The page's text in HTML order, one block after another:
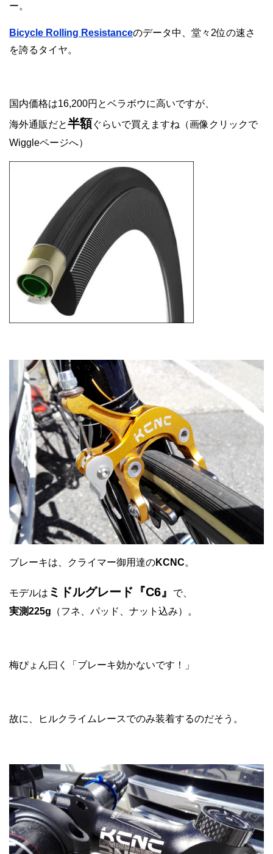
ー。
Bicycle Rolling Resistanceのデータ中、堂々2位の速さ
を誇るタイヤ。
国内価格は16,200円とベラボウに高いですが、
海外通販だと半額ぐらいで買えますね（画像クリックで
Wiggleページへ）
ブレーキは、クライマー御用達のKCNC。
モデルは ミドルグレード『C6』
で、
実測225g （フネ、パッド、ナット込み）。
梅ぴょん曰く「ブレーキ効かないです！」
故に、ヒルクライムレースでのみ装着するのだそう。